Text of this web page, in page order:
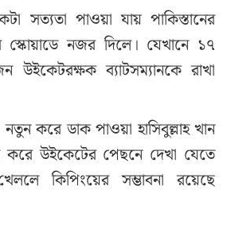
সত্যতা পাওয়া যায় পাকিস্তানের
স্কোয়াডে নজর দিলে। যেখানে ১৭
উইকেটরক্ষক ব্যাটসম্যানকে রাখা
করে ডাক পাওয়া হাসিবুল্লাহ খান
উইকেটের পেছনে দেখা যেতে
কিপিংয়ের সম্ভাবনা রয়েছে